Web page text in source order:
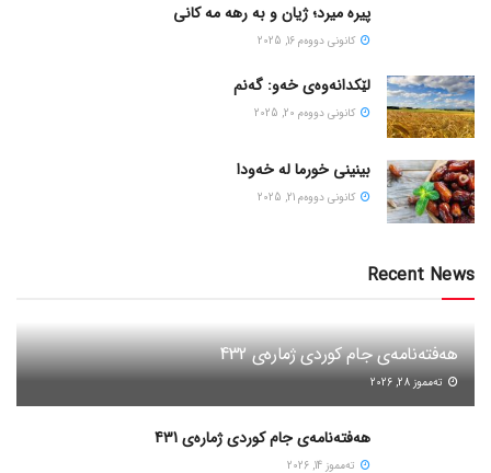
پیره میرد؛ ژیان و به رهه مه کانی
كانونی دووه‌م 16, 2025
لێکدانەوەی خەو: گەنم
كانونی دووه‌م 20, 2025
بینینی خورما لە خەودا
كانونی دووه‌م 21, 2025
Recent News
هەفتەنامەی جام کوردی ژمارەی 432
ته‌مموز 28, 2026
هەفتەنامەی جام کوردی ژمارەی 431
ته‌مموز 14, 2026